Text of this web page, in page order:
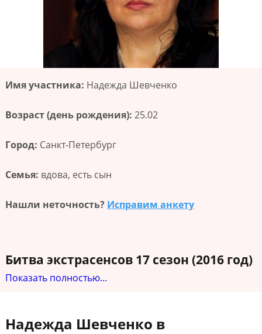
Имя участника: Надежда Шевченко
Возраст (день рождения): 25.02
Город: Санкт-Петербург
Семья: вдова, есть сын
Нашли неточность? Исправим анкету
Битва экстрасенсов 17 сезон (2016 год)
Показать полностью...
Надежда Шевченко в